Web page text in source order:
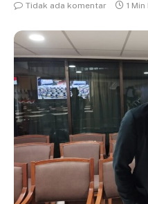
Tidak ada komentar
1 Min